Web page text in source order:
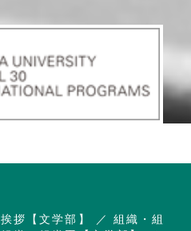
挨拶【文学部】
組織・組